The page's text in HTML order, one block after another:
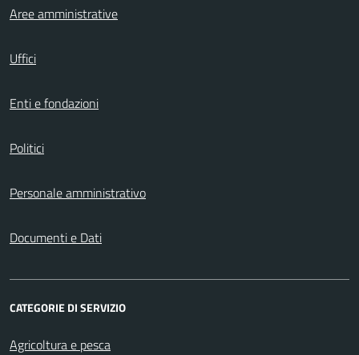
Aree amministrative
Uffici
Enti e fondazioni
Politici
Personale amministrativo
Documenti e Dati
CATEGORIE DI SERVIZIO
Agricoltura e pesca